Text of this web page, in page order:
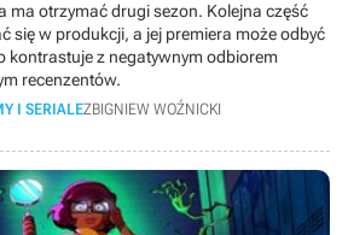
ma otrzymać drugi sezon. Kolejna część
się w produkcji, a jej premiera może odbyć
kontrastuje z negatywnym odbiorem
recenzentów.
I SERIALEZBIGNIEW WOŹNICKI